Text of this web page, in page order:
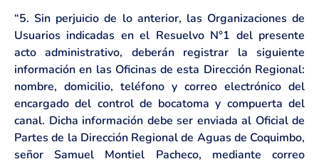
“5. Sin perjuicio de lo anterior, las Organizaciones de
Usuarios indicadas en el Resuelvo N°1 del presente
acto administrativo, deberán registrar la siguiente
información en las Oficinas de esta Dirección Regional:
nombre, domicilio, teléfono y correo electrónico del
encargado del control de bocatoma y compuerta del
canal. Dicha información debe ser enviada al Oficial de
Partes de la Dirección Regional de Aguas de Coquimbo,
señor Samuel Montiel Pacheco, mediante correo